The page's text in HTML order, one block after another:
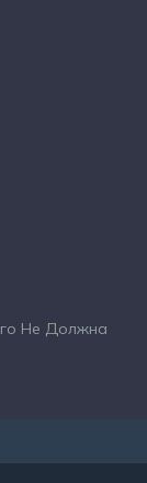
Не Должна